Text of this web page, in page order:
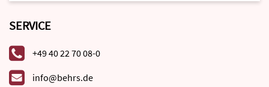
SERVICE
+49 40 22 70 08-0
info@behrs.de